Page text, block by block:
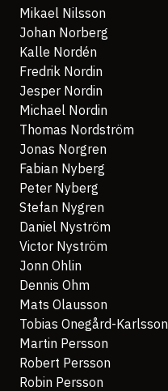
Mikael Nilsson
Johan Norberg
Kalle Nordén
Fredrik Nordin
Jesper Nordin
Michael Nordin
Thomas Nordström
Jonas Norgren
Fabian Nyberg
Peter Nyberg
Stefan Nygren
Daniel Nyström
Victor Nyström
Jonn Ohlin
Dennis Ohm
Mats Olausson
Tobias Onegård-Karlsson
Martin Persson
Robert Persson
Robin Persson